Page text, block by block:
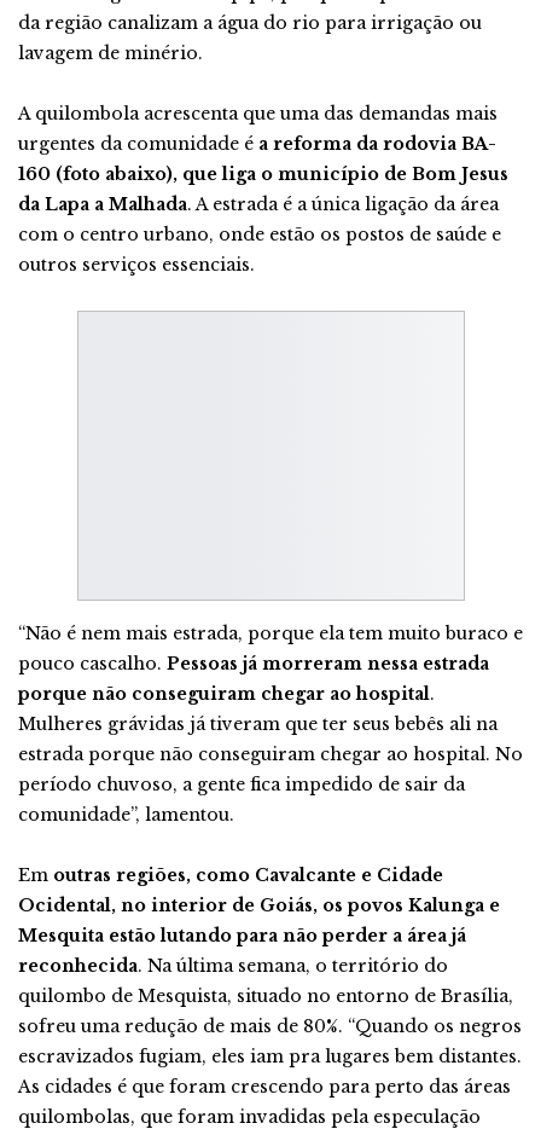
da região canalizam a água do rio para irrigação ou
lavagem de minério.
A quilombola acrescenta que uma das demandas mais
urgentes da comunidade é a reforma da rodovia BA-
160 (foto abaixo), que liga o município de Bom Jesus
da Lapa a Malhada. A estrada é a única ligação da área
com o centro urbano, onde estão os postos de saúde e
outros serviços essenciais.
“Não é nem mais estrada, porque ela tem muito buraco e
pouco cascalho. Pessoas já morreram nessa estrada
porque não conseguiram chegar ao hospital.
Mulheres grávidas já tiveram que ter seus bebês ali na
estrada porque não conseguiram chegar ao hospital. No
período chuvoso, a gente fica impedido de sair da
comunidade”, lamentou.
Em outras regiões, como Cavalcante e Cidade
Ocidental, no interior de Goiás, os povos Kalunga e
Mesquita estão lutando para não perder a área já
reconhecida. Na última semana, o território do
quilombo de Mesquista, situado no entorno de Brasília,
sofreu uma redução de mais de 80%. “Quando os negros
escravizados fugiam, eles iam pra lugares bem distantes.
As cidades é que foram crescendo para perto das áreas
quilombolas, que foram invadidas pela especulação